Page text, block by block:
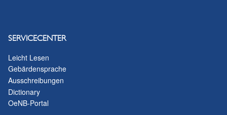
SERVICECENTER
Leicht Lesen
Gebärdensprache
Ausschreibungen
Dictionary
OeNB-Portal